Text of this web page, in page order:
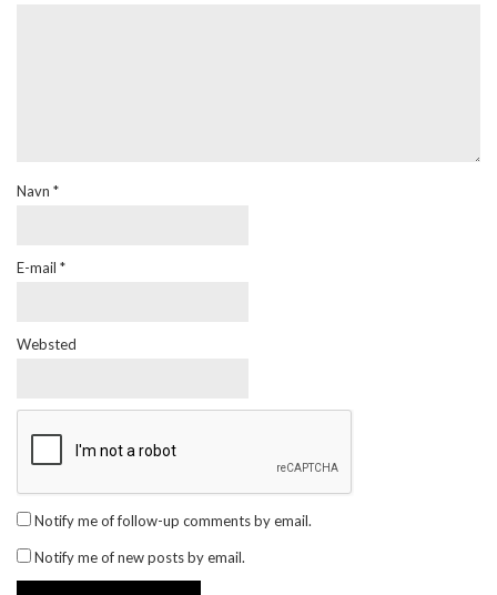
Navn *
E-mail *
Websted
Notify me of follow-up comments by email.
Notify me of new posts by email.